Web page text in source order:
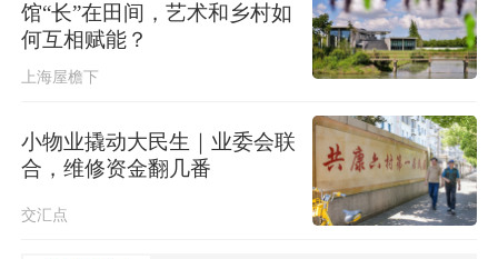
馆“长”在田间，艺术和乡村如
何互相赋能？
上海屋檐下
小物业撬动大民生｜业委会联
合，维修资金翻几番
交汇点